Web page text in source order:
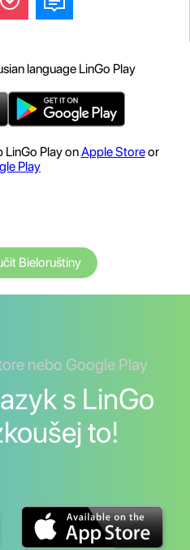
language LinGo Play
LinGo Play onApple Storeor
Play
Bieloruštiny
nebo Google Play
s LinGo
to!